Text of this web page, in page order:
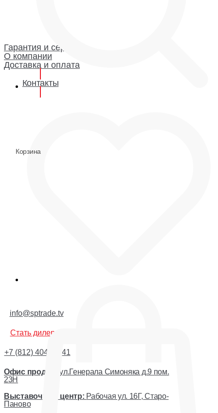
Гарантия и сервис
О компании
Доставка и оплата
Контакты
Корзина
info@sptrade.tv
Стать дилером
+7 (812) 404-44-41
Офис продаж:
ул.Генерала Симоняка д.9 пом.
23Н
Выставочный центр: Рабочая ул. 16Г, Старо-
Паново